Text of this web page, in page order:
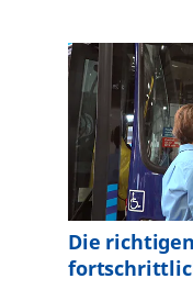
Die